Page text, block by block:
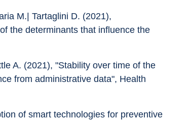
M.| Tartaglini D. (2021),
the determinants that influence the
A. (2021), "Stability over time of the
from administrative data", Health
of smart technologies for preventive